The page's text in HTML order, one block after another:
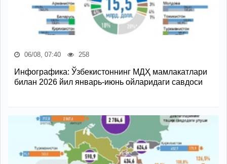
06/08, 07:40 258
Инфографика: Ўзбекистоннинг МДҲ мамлакатлари
билан 2026 йил январь-июнь ойларидаги савдоси